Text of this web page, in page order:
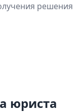
решения
юриста